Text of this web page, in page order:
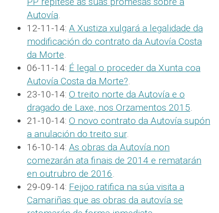
Autovía.
12-11-14: A Xustiza xulgará a legalidade da
modificación do contrato da Autovía Costa
da Morte.
06-11-14: É legal o proceder da Xunta coa
Autovía Costa da Morte?.
23-10-14: O treito norte da Autovía e o
dragado de Laxe, nos Orzamentos 2015.
21-10-14: O novo contrato da Autovía supón
a anulación do treito sur.
16-10-14: As obras da Autovía non
comezarán ata finais de 2014 e rematarán
en outrubro de 2016.
29-09-14: Feijoo ratifica na súa visita a
Camariñas que as obras da autovía se